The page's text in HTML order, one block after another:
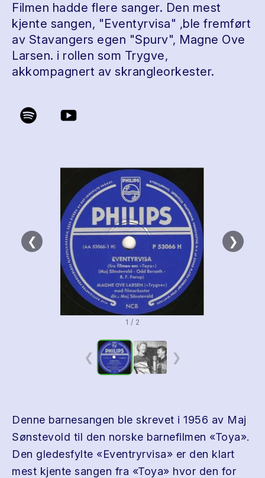
Filmen hadde flere sanger. Den mest
kjente sangen, "Eventyrvisa" ,ble fremført
av Stavangers egen "Spurv", Magne Ove
Larsen. i rollen som Trygve,
akkompagnert av skrangleorkester.
❮ ❯
1 / 2
❮ ❯
Denne barnesangen ble skrevet i 1956 av Maj
Sønstevold til den norske barnefilmen «Toya».
Den gledesfylte «Eventryrvisa» er den klart
mest kjente sangen fra «Toya» hvor den for